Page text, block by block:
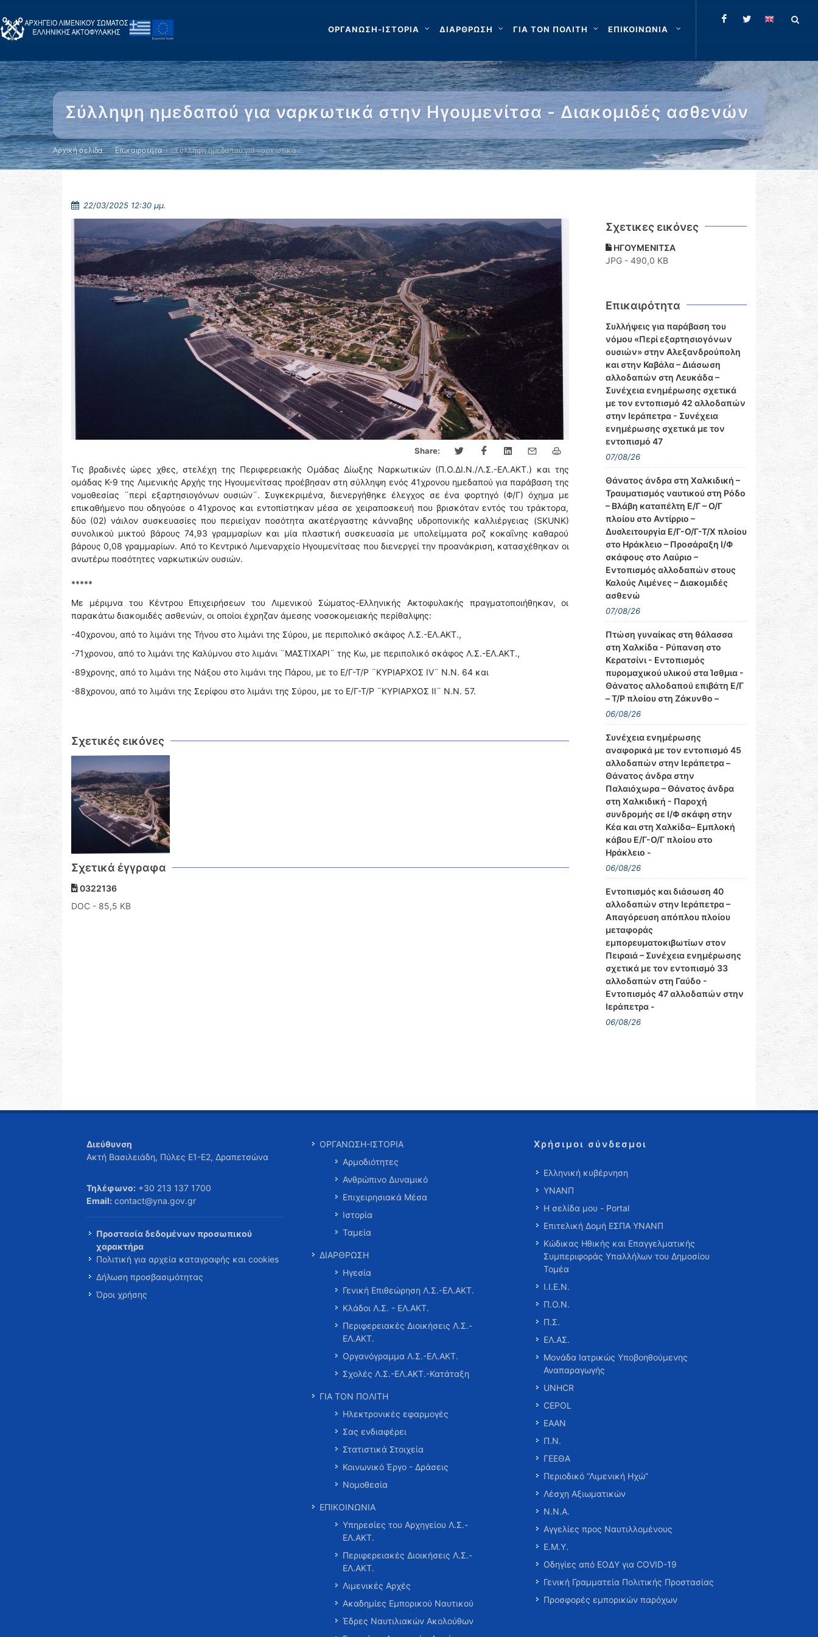
ΟΡΓΑΝΩΣΗ-ΙΣΤΟΡΙΑ ΔΙΑΡΘΡΩΣΗ ΓΙΑ ΤΟΝ ΠΟΛΙΤΗ ΕΠΙΚΟΙΝΩΝΙΑ
Σύλληψη ημεδαπού για ναρκωτικά στην Ηγουμενίτσα - Διακομιδές ασθενών
Αρχική σελίδα Επικαιρότητα Σύλληψη ημεδαπού για ναρκωτικά …
22/03/2025 12:30 μμ.
Share:
Τις βραδινές ώρες χθες, στελέχη της Περιφερειακής Ομάδας Δίωξης Ναρκωτικών (Π.Ο.ΔΙ.Ν./Λ.Σ.-ΕΛ.ΑΚΤ.) και της
ομάδας Κ-9 της Λιμενικής Αρχής της Ηγουμενίτσας προέβησαν στη σύλληψη ενός 41χρονου ημεδαπού για παράβαση της
νομοθεσίας ¨περί εξαρτησιογόνων ουσιών¨. Συγκεκριμένα, διενεργήθηκε έλεγχος σε ένα φορτηγό (Φ/Γ) όχημα με
επικαθήμενο που οδηγούσε ο 41χρονος και εντοπίστηκαν μέσα σε χειραποσκευή που βρισκόταν εντός του τράκτορα,
δύο (02) νάιλον συσκευασίες που περιείχαν ποσότητα ακατέργαστης κάνναβης υδροπονικής καλλιέργειας (SKUNΚ)
συνολικού μικτού βάρους 74,93 γραμμαρίων και μία πλαστική συσκευασία με υπολείμματα ροζ κοκαΐνης καθαρού
βάρους 0,08 γραμμαρίων. Από το Κεντρικό Λιμεναρχείο Ηγουμενίτσας που διενεργεί την προανάκριση, κατασχέθηκαν οι
ανωτέρω ποσότητες ναρκωτικών ουσιών.
*****
Με μέριμνα του Κέντρου Επιχειρήσεων του Λιμενικού Σώματος-Ελληνικής Ακτοφυλακής πραγματοποιήθηκαν, οι
παρακάτω διακομιδές ασθενών, οι οποίοι έχρηζαν άμεσης νοσοκομειακής περίθαλψης:
-40χρονου, από το λιμάνι της Τήνου στο λιμάνι της Σύρου, με περιπολικό σκάφος Λ.Σ.-ΕΛ.ΑΚΤ.,
-71χρονου, από το λιμάνι της Καλύμνου στο λιμάνι ¨ΜΑΣΤΙΧΑΡΙ¨ της Κω, με περιπολικό σκάφος Λ.Σ.-ΕΛ.ΑΚΤ.,
-89χρονης, από το λιμάνι της Νάξου στο λιμάνι της Πάρου, με το Ε/Γ-Τ/Ρ ¨ΚΥΡΙΑΡΧΟΣ ΙV¨ Ν.Ν. 64 και
-88χρονου, από το λιμάνι της Σερίφου στο λιμάνι της Σύρου, με το Ε/Γ-Τ/Ρ ¨ΚΥΡΙΑΡΧΟΣ ΙΙ¨ Ν.Ν. 57.
Σχετικές εικόνες
Σχετικά έγγραφα
0322136
DOC - 85,5 KB
Σχετικες εικόνες
ΗΓΟΥΜΕΝΙΤΣΑ
JPG - 490,0 KB
Επικαιρότητα
Συλλήψεις για παράβαση του
νόμου «Περί εξαρτησιογόνων
ουσιών» στην Αλεξανδρούπολη
και στην Καβάλα – Διάσωση
αλλοδαπών στη Λευκάδα –
Συνέχεια ενημέρωσης σχετικά
με τον εντοπισμό 42 αλλοδαπών
στην Ιεράπετρα - Συνέχεια
ενημέρωσης σχετικά με τον
εντοπισμό 47
07/08/26
Θάνατος άνδρα στη Χαλκιδική –
Τραυματισμός ναυτικού στη Ρόδο
– Βλάβη καταπέλτη Ε/Γ – Ο/Γ
πλοίου στο Αντίρριο –
Δυσλειτουργία Ε/Γ-Ο/Γ-Τ/Χ πλοίου
στο Ηράκλειο – Προσάραξη Ι/Φ
σκάφους στο Λαύριο –
Εντοπισμός αλλοδαπών στους
Καλούς Λιμένες – Διακομιδές
ασθενώ
07/08/26
Πτώση γυναίκας στη θάλασσα
στη Χαλκίδα - Ρύπανση στο
Κερατσίνι - Εντοπισμός
πυρομαχικού υλικού στα Ίσθμια -
Θάνατος αλλοδαπού επιβάτη Ε/Γ
– Τ/Ρ πλοίου στη Ζάκυνθο –
06/08/26
Συνέχεια ενημέρωσης
αναφορικά με τον εντοπισμό 45
αλλοδαπών στην Ιεράπετρα –
Θάνατος άνδρα στην
Παλαιόχωρα – Θάνατος άνδρα
στη Χαλκιδική - Παροχή
συνδρομής σε Ι/Φ σκάφη στην
Κέα και στη Χαλκίδα– Εμπλοκή
κάβου Ε/Γ-Ο/Γ πλοίου στο
Ηράκλειο -
06/08/26
Εντοπισμός και διάσωση 40
αλλοδαπών στην Ιεράπετρα –
Απαγόρευση απόπλου πλοίου
μεταφοράς
εμπορευματοκιβωτίων στον
Πειραιά – Συνέχεια ενημέρωσης
σχετικά με τον εντοπισμό 33
αλλοδαπών στη Γαύδο -
Εντοπισμός 47 αλλοδαπών στην
Ιεράπετρα -
06/08/26
Διεύθυνση
Ακτή Βασιλειάδη, Πύλες Ε1-Ε2, Δραπετσώνα
Τηλέφωνο: +30 213 137 1700
Email: contact@yna.gov.gr
Προστασία δεδομένων προσωπικού
χαρακτήρα
Πολιτική για αρχεία καταγραφής και cookies
Δήλωση προσβασιμότητας
Όροι χρήσης
ΟΡΓΑΝΩΣΗ-ΙΣΤΟΡΙΑ
Αρμοδιότητες
Ανθρώπινο Δυναμικό
Επιχειρησιακά Μέσα
Ιστορία
Ταμεία
ΔΙΑΡΘΡΩΣΗ
Ηγεσία
Γενική Επιθεώρηση Λ.Σ.-ΕΛ.ΑΚΤ.
Κλάδοι Λ.Σ. - ΕΛ.ΑΚΤ.
Περιφερειακές Διοικήσεις Λ.Σ.-
ΕΛ.ΑΚΤ.
Οργανόγραμμα Λ.Σ.-ΕΛ.ΑΚΤ.
Σχολές Λ.Σ.-ΕΛ.ΑΚΤ.-Κατάταξη
ΓΙΑ ΤΟΝ ΠΟΛΙΤΗ
Ηλεκτρονικές εφαρμογές
Σας ενδιαφέρει
Στατιστικά Στοιχεία
Κοινωνικό Έργο - Δράσεις
Νομοθεσία
ΕΠΙΚΟΙΝΩΝΙΑ
Υπηρεσίες του Αρχηγείου Λ.Σ.-
ΕΛ.ΑΚΤ.
Περιφερειακές Διοικήσεις Λ.Σ.-
ΕΛ.ΑΚΤ.
Λιμενικές Αρχές
Ακαδημίες Εμπορικού Ναυτικού
Έδρες Ναυτιλιακών Ακολούθων
Χρήσιμοι σύνδεσμοι
Ελληνική κυβέρνηση
ΥΝΑΝΠ
Η σελίδα μου - Portal
Επιτελική Δομή ΕΣΠΑ ΥΝΑΝΠ
Κώδικας Ηθικής και Επαγγελματικής
Συμπεριφοράς Υπαλλήλων του Δημοσίου
Τομέα
Ι.Ι.Ε.Ν.
Π.Ο.Ν.
Π.Σ.
ΕΛ.ΑΣ.
Μονάδα Ιατρικώς Υποβοηθούμενης
Αναπαραγωγής
UNHCR
CEPOL
ΕΑΑΝ
Π.Ν.
ΓΕΕΘΑ
Περιοδικό “Λιμενική Ηχώ”
Λέσχη Αξιωματικών
Ν.Ν.Α.
Αγγελίες προς Ναυτιλλομένους
Ε.Μ.Υ.
Οδηγίες από ΕΟΔΥ για COVID-19
Γενική Γραμματεία Πολιτικής Προστασίας
Προσφορές εμπορικών παρόχων